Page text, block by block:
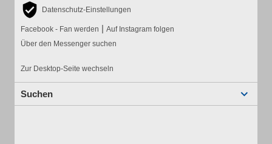
Datenschutz-Einstellungen
Facebook - Fan werden | Auf Instagram folgen
Über den Messenger suchen
Zur Desktop-Seite wechseln
Suchen